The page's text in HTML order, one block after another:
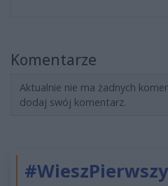
Komentarze
Aktualnie nie ma żadnych
dodaj swój komentarz.
#WieszPierwszy